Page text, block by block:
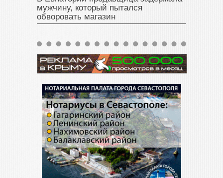
мужчину, который пытался
обворовать магазин